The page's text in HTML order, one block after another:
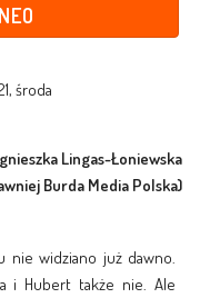
środa
Lingas-Łoniewska
Burda Media Polska)
nie widziano już dawno.
i Hubert także nie. Ale